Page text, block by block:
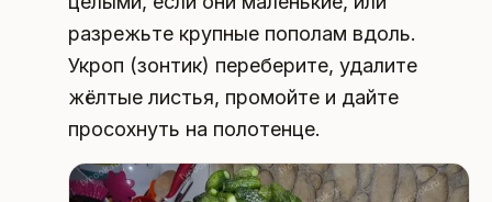
разрежьте крупные пополам вдоль.
Укроп (зонтик) переберите, удалите
жёлтые листья, промойте и дайте
просохнуть на полотенце.